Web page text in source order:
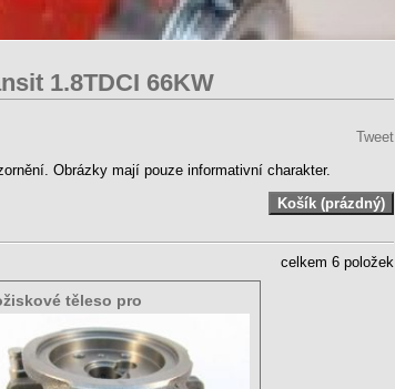
1.8TDCI 66KW
Tweet
Obrázky mají pouze informativní charakter.
celkem 6 položek
těleso pro
, 802419-5006S 66KW